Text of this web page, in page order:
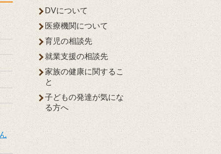
DVについて
医療機関について
育児の相談先
就業支援の相談先
家族の健康に関するこ
と
子どもの発達が気にな
る方へ